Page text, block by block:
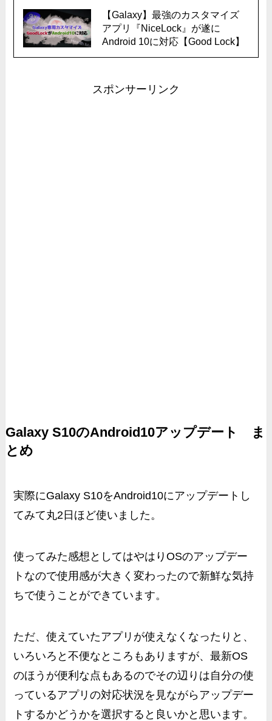
【Galaxy】最強のカスタマイズ
アプリ『NiceLock』が遂に
Android 10に対応【Good Lock】
スポンサーリンク
Galaxy S10のAndroid10アップデート ま
とめ
実際にGalaxy S10をAndroid10にアップデートし
てみて丸2日ほど使いました。
使ってみた感想としてはやはりOSのアップデー
トなので使用感が大きく変わったので新鮮な気持
ちで使うことができています。
ただ、使えていたアプリが使えなくなったりと、
いろいろと不便なところもありますが、最新OS
のほうが便利な点もあるのでその辺りは自分の使
っているアプリの対応状況を見ながらアップデー
トするかどうかを選択すると良いかと思います。